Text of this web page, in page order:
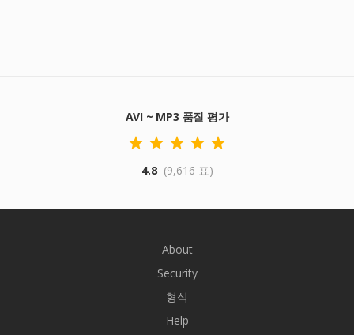
AVI ~ MP3 품질 평가
4.8 (9,616 표)
About
Security
형식
Help